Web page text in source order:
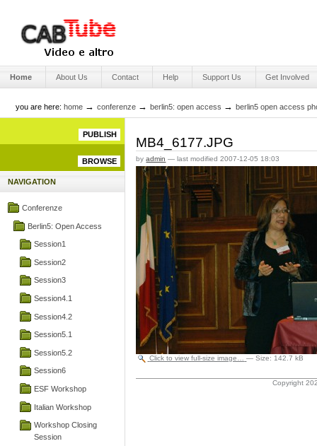
content.
navigation
Engage Media
Home
About Us Contact Help Support Us Get Involved
you are here: home →conferenze →berlin5: open access →berlin5 open access
PUBLISH
BROWSE
NAVIGATION
Conferenze
Berlin5: Open Access
Session1
Session2
Session3
Session4.1
Session4.2
Session5.1
Session5.2
Session6
ESF Workshop
Italian Workshop
Workshop Closing
Session
MB4_6177.JPG
byadmin —last modified2007-12-05 18:03
Click to view full-size image… —Size:142.7 kB
Copyright